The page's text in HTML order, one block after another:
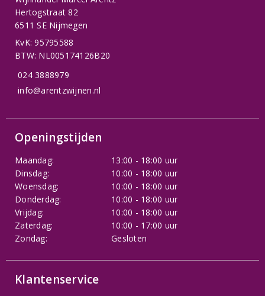
Hertogstraat 82
6511 SE Nijmegen
KvK: 95795588
BTW: NL005174126B20
024 3888979
info@arentzwijnen.nl
Openingstijden
Maandag:
13:00 - 18:00 uur
Dinsdag:
10:00 - 18:00 uur
Woensdag:
10:00 - 18:00 uur
Donderdag:
10:00 - 18:00 uur
Vrijdag:
10:00 - 18:00 uur
Zaterdag:
10:00 - 17:00 uur
Zondag:
Gesloten
Klantenservice